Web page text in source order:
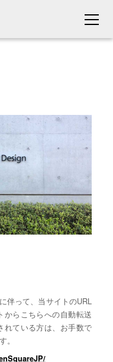
伴って、当サイトのURL
からこちらへの自動転送
れている方は、お手数で
。